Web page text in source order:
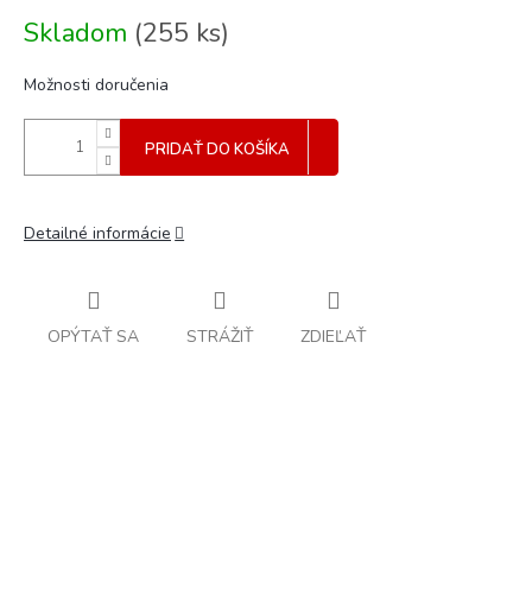
cena:
Skladom (255 ks)
Možnosti doručenia
PRIDAŤ DO KOŠÍKA
Detailné informácie
OPÝTAŤ SA STRÁŽIŤ ZDIEĽAŤ